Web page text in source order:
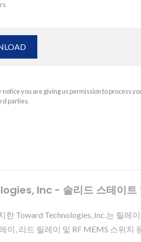
notice you are giving us permission to process
parties.
Inc - 솔리드 스테이트
한 Toward Technologies, Inc.는 릴
이, 리드 릴레이 및 RF MEMS 스위치